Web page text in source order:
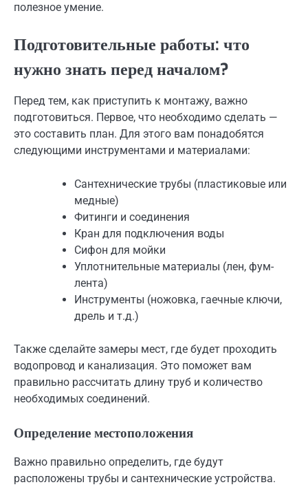
полезное умение.
Подготовительные работы: что
нужно знать перед началом?
Перед тем, как приступить к монтажу, важно
подготовиться. Первое, что необходимо сделать —
это составить план. Для этого вам понадобятся
следующими инструментами и материалами:
Сантехнические трубы (пластиковые или
медные)
Фитинги и соединения
Кран для подключения воды
Сифон для мойки
Уплотнительные материалы (лен, фум-
лента)
Инструменты (ножовка, гаечные ключи,
дрель и т.д.)
Также сделайте замеры мест, где будет проходить
водопровод и канализация. Это поможет вам
правильно рассчитать длину труб и количество
необходимых соединений.
Определение местоположения
Важно правильно определить, где будут
расположены трубы и сантехнические устройства.